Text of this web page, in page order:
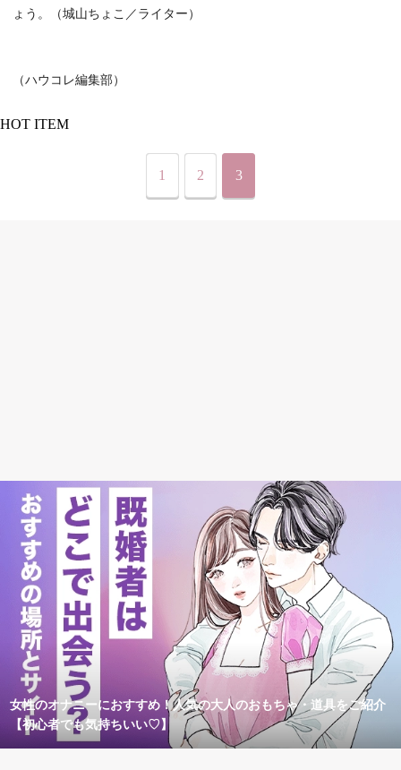
ょう。（城山ちょこ／ライター）
（ハウコレ編集部）
HOT ITEM
1 2 3
女性のオナニーにおすすめ！人気の大人のおもちゃ・道具をご紹介
【初心者でも気持ちいい♡】